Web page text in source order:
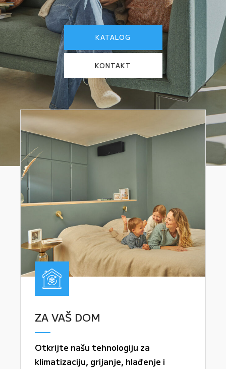
KATALOG
KONTAKT
ZA VAŠ DOM
Otkrijte našu tehnologiju za
klimatizaciju, grijanje, hlađenje i